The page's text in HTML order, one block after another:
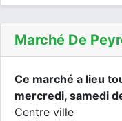
Marché De
Ce marché a lieu
mercredi, samedi
Centre ville